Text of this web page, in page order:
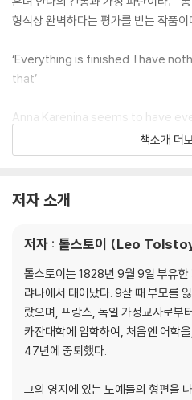
형식상 완벽하다는 평가를 받는 작품이
‘Everything is finished. I have
that’
Anna Karenina seems to have
pularity and an adored son. But
until the moment she
mily alike and soon brings
ent and a meaning to his life ?
oy himself.
This new translation has been
ion of Tolstoy’s masterpiece. It
y Richard Pevear and a preface
책소개 더
저자 소개
저자 : 톨스토이 (Leo
톨스토이는 1828년 9월 9일 부유한
랴나에서 태어났다. 9살 때 부모를
랐으며, 프랑스, 독일 가정교사로부
카잔대학에 입학하여, 처음엔 어학
47년에 중퇴했다.
그의 영지에 있는 노예들의 형편을